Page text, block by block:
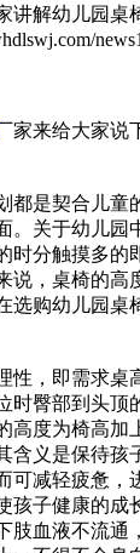
讲解幼儿园桌
家来给大家说
都是契合儿童
。关于幼儿园
时分触摸多的
说，桌椅的高
选购幼儿园桌
性，即需求桌
时臀部到头顶
高度为椅高加
含义是保待孩
可减轻疲惫，
孩子健康的成
肢血液不流通